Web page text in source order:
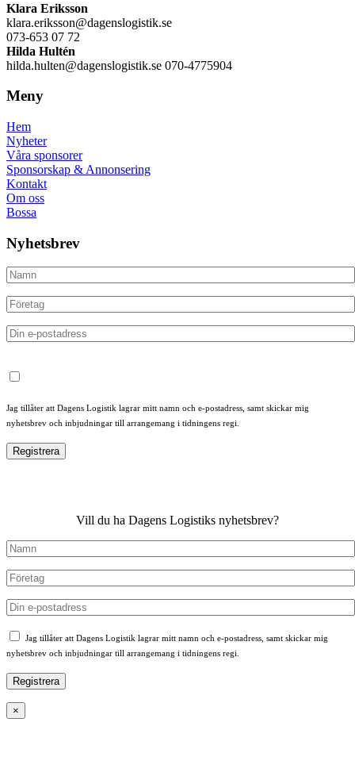
Klara Eriksson
klara.eriksson@dagenslogistik.se
073-653 07 72
Hilda Hultén
hilda.hulten@dagenslogistik.se 070-4775904
Meny
Hem
Nyheter
Våra sponsorer
Sponsorskap & Annonsering
Kontakt
Om oss
Bossa
Nyhetsbrev
Jag tillåter att Dagens Logistik lagrar mitt namn och e-postadress, samt skickar mig
nyhetsbrev och inbjudningar till arrangemang i tidningens regi.
Vill du ha Dagens Logistiks nyhetsbrev?
Jag tillåter att Dagens Logistik lagrar mitt namn och e-postadress, samt skickar mig
nyhetsbrev och inbjudningar till arrangemang i tidningens regi.
×